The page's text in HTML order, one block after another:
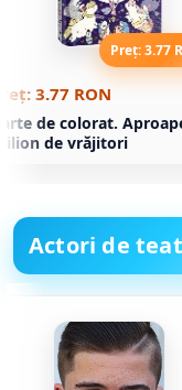
Preț: 3.77
3.77 RON
de colorat.
de vrăjitori
Actori de